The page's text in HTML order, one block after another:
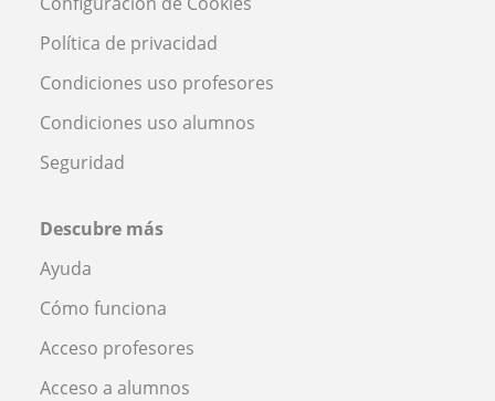
Política de privacidad
Condiciones uso profesores
Condiciones uso alumnos
Seguridad
Descubre más
Ayuda
Cómo funciona
Acceso profesores
Acceso a alumnos